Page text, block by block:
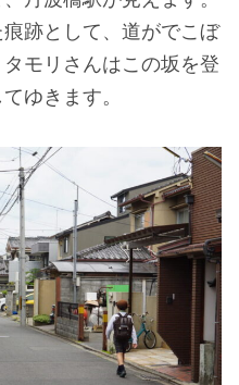
跡として、道がでこぼ
モリさんはこの坂を登
ゆきます。